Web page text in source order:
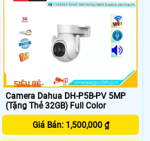
Camera Dahua DH-P5B-PV 5MP
(Tặng Thẻ 32GB) Full Color
Giá Bán: 1,500,000 ₫